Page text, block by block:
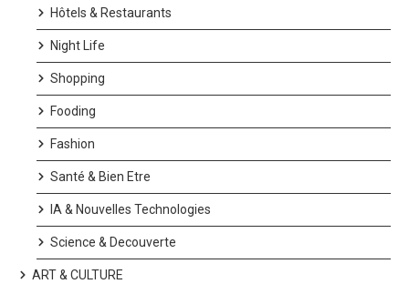
Hôtels & Restaurants
Night Life
Shopping
Fooding
Fashion
Santé & Bien Etre
IA & Nouvelles Technologies
Science & Decouverte
ART & CULTURE